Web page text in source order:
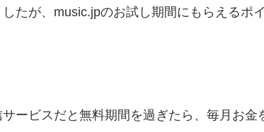
たが、music.jpのお試し期間にもらえるポ
ービスだと無料期間を過ぎたら、毎月お金